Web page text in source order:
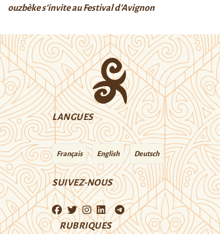
ouzbèke s’invite au Festival d’Avignon
LANGUES
Français English Deutsch
SUIVEZ-NOUS
RUBRIQUES